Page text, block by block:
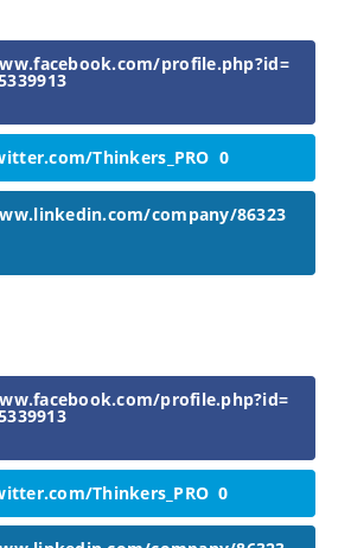
profile.php?id=
Thinkers_PRO 0
company/86323
profile.php?id=
Thinkers_PRO 0